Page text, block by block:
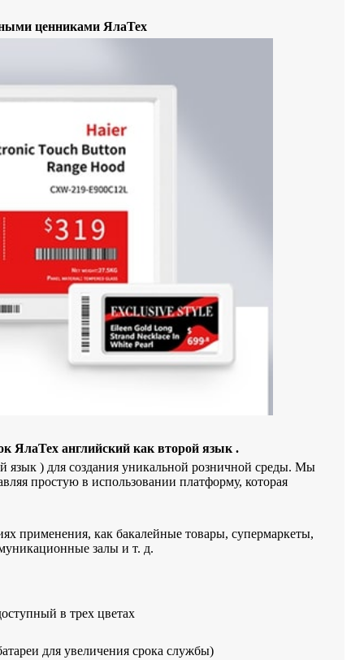
ценниками ЯлаТех
ЯлаТех английский как второй язык .
язык ) для создания уникальной розничной среды. Мы
простую в использовании платформу, которая
применения, как бакалейные товары, супермаркеты,
залы и т. д.
в трех цветах
для увеличения срока службы)